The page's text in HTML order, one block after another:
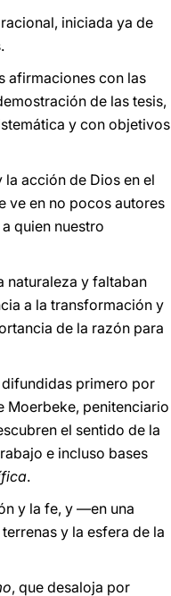
iniciada ya de
afirmaciones con las
de las tesis,
y con objetivos
acción de Dios en el
ve en no pocos autores
quien nuestro
naturaleza y faltaban
a la transformación y
de la razón para
difundidas primero por
Moerbeke, penitenciario
el sentido de la
e incluso bases
.
y la fe, y —en una
y la esfera de la
, que desaloja por